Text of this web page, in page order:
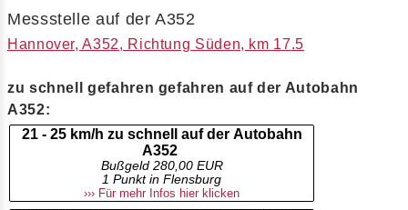
Messstelle auf der A352
Hannover, A352, Richtung Süden, km 17.5
zu schnell gefahren gefahren auf der Autobahn
A352:
21 - 25 km/h zu schnell auf der Autobahn
A352
Bußgeld 280,00 EUR
1 Punkt in Flensburg
››› Für mehr Infos hier klicken